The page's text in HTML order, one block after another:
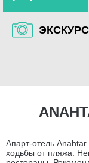
Апарт-отель
ходьбы от пляжа.